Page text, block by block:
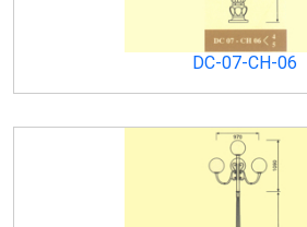
DC-07-CH-06